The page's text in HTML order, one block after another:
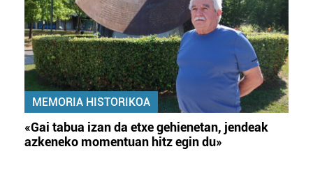
MEMORIA HISTORIKOA
«Gai tabua izan da etxe gehienetan, jendeak
azkeneko momentuan hitz egin du»